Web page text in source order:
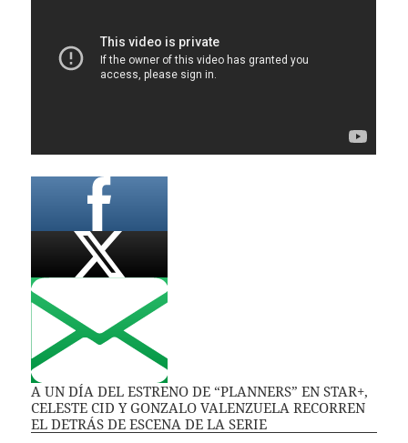
A UN DÍA DEL ESTRENO DE “PLANNERS” EN STAR+,
CELESTE CID Y GONZALO VALENZUELA RECORREN
EL DETRÁS DE ESCENA DE LA SERIE